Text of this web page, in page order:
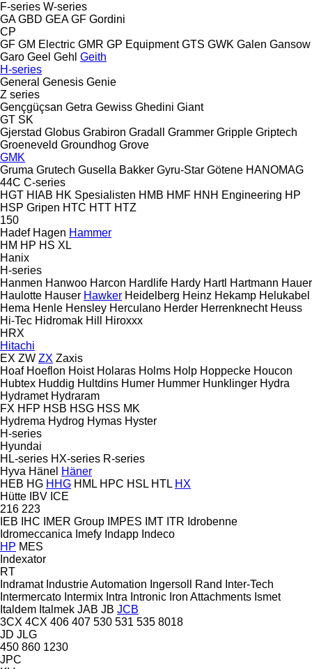
F-series W-series
GA GBD GEA GF Gordini
CP
GF GM Electric GMR GP Equipment GTS GWK Galen Gansow
Garo Geel Gehl Geith
H-series
General Genesis Genie
Z series
Gençgüçsan Getra Gewiss Ghedini Giant
GT SK
Gjerstad Globus Grabiron Gradall Grammer Gripple Griptech
Groeneveld Groundhog Grove
GMK
Gruma Grutech Gusella Bakker Gyru-Star Götene HANOMAG
44C C-series
HGT HIAB HK Spesialisten HMB HMF HNH Engineering HP
HSP Gripen HTC HTT HTZ
150
Hadef Hagen Hammer
HM HP HS XL
Hanix
H-series
Hanmen Hanwoo Harcon Hardlife Hardy Hartl Hartmann Hauer
Haulotte Hauser Hawker Heidelberg Heinz Hekamp Helukabel
Hema Henle Hensley Herculano Herder Herrenknecht Heuss
Hi-Tec Hidromak Hill
Hiroxxx
HRX
Hitachi
EX ZW ZX Zaxis
Hoaf Hoeflon Hoist Holaras Holms Holp Hoppecke Houcon
Hubtex Huddig Hultdins Humer Hummer Hunklinger Hydra
Hydramet Hydraram
FX HFP HSB HSG HSS MK
Hydrema Hydrog Hymas Hyster
H-series
Hyundai
HL-series HX-series R-series
Hyva Hänel Häner
HEB HG HHG HML HPC HSL HTL HX
Hütte IBV ICE
216 223
IEB
IHC IMER Group IMPES IMT ITR Idrobenne
Idromeccanica Imefy Indapp Indeco
HP MES
Indexator
RT
Indramat Industrie Automation Ingersoll Rand
Inter-Tech
Intermercato Intermix Intra Intronic Iron Attachments Ismet
Italdem Italmek JAB JB JCB
3CX 4CX 406 407 530 531 535 8018
JD JLG
450 860 1230
JPC